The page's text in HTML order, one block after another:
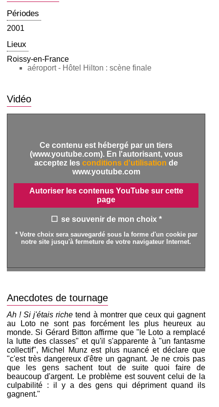
Périodes
2001
Lieux
Roissy-en-France
aéroport - Hôtel Hilton : scène finale
Vidéo
Ce contenu est hébergé par un tiers
(www.youtube.com). En l'autorisant, vous
acceptez les conditions d'utilisation de
www.youtube.com
Autoriser les contenus YouTube sur cette
page
se souvenir de mon choix *
* Votre choix sera sauvegardé sous la forme d'un cookie par
notre site jusqu'à fermeture de votre navigateur Internet.
Anecdotes de tournage
Ah ! Si j'étais riche tend à montrer que ceux qui gagnent
au Loto ne sont pas forcément les plus heureux au
monde. Si Gérard Bitton affirme que "le Loto a remplacé
la lutte des classes" et qu'il s'apparente à "un fantasme
collectif", Michel Munz est plus nuancé et déclare que
"c'est très dangereux d'être un gagnant. Je ne crois pas
que les gens sachent tout de suite quoi faire de
beaucoup d'argent. Le problème est souvent celui de la
culpabilité : il y a des gens qui dépriment quand ils
gagnent."